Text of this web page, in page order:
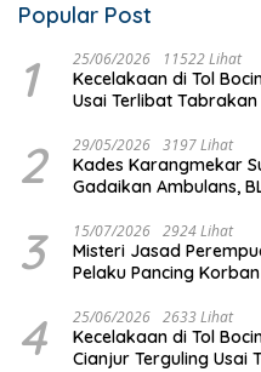
Popular Post
1 25/06/2026 11522 Lihat
Kecelakaan di Tol
Usai Terlibat
2 29/05/2026 3197 Lihat
Kades Karangmekar
Gadaikan Ambulans,
3 15/07/2026 2924 Lihat
Misteri Jasad
Pelaku Pancing
4 25/06/2026 2633 Lihat
Kecelakaan di Tol
Cianjur Terguling Usai